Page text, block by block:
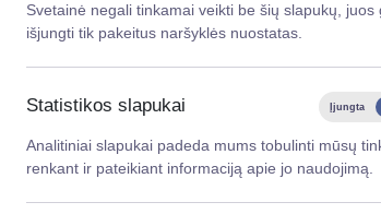
Svetainė negali tinkamai veikti be šių slapukų, juos
išjungti tik pakeitus naršyklės nuostatas.
Statistikos slapukai Įjungta
Analitiniai slapukai padeda mums tobulinti mūsų
renkant ir pateikiant informaciją apie jo naudojimą.